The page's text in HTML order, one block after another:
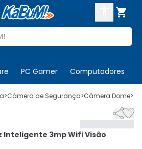

PC Gamer Computadores
conta
CADASTRE-SE
>Câmera de Segurança>Câmera Dome>

Inteligente 3mp Wifi Visão